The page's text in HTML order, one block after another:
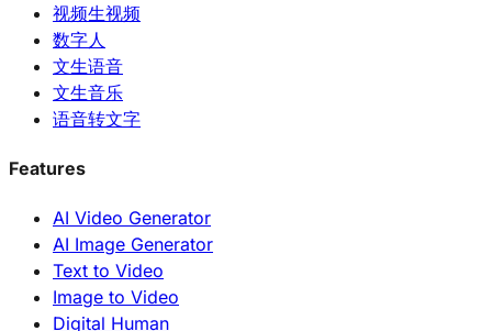
视频生视频
数字人
文生语音
文生音乐
语音转文字
Features
AI Video Generator
AI Image Generator
Text to Video
Image to Video
Digital Human